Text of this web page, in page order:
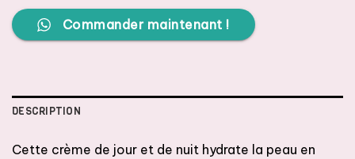
Commander maintenant !
DESCRIPTION
Cette crème de jour et de nuit hydrate la peau en